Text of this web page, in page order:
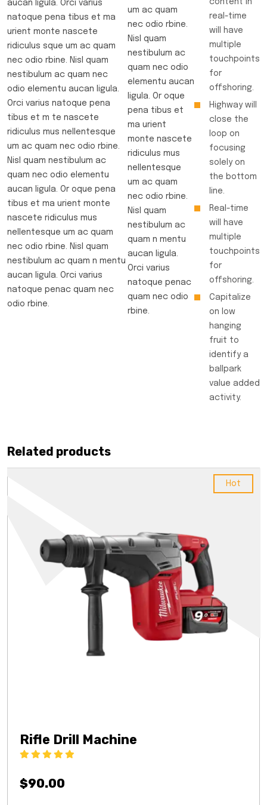
aucan ligula. Orci varius
natoque pena tibus et ma
urient monte nascete
ridiculus sque um ac quam
nec odio rbine. Nisl quam
nestibulum ac quam nec
odio elementu aucan ligula.
Orci varius natoque pena
tibus et m te nascete
ridiculus mus nellentesque
um ac quam nec odio rbine.
Nisl quam nestibulum ac
quam nec odio elementu
aucan ligula. Or oque pena
tibus et ma urient monte
nascete ridiculus mus
nellentesque um ac quam
nec odio rbine. Nisl quam
nestibulum ac quam n mentu
aucan ligula. Orci varius
natoque penac quam nec
odio rbine.
um ac quam
nec odio rbine.
Nisl quam
nestibulum ac
quam nec odio
elementu aucan
ligula. Or oque
pena tibus et
ma urient
monte nascete
ridiculus mus
nellentesque
um ac quam
nec odio rbine.
Nisl quam
nestibulum ac
quam n mentu
aucan ligula.
Orci varius
natoque penac
quam nec odio
rbine.
content in
real-time
will have
multiple
touchpoints
for
offshoring.
Highway will
close the
loop on
focusing
solely on
the bottom
line.
Real-time
will have
multiple
touchpoints
for
offshoring.
Capitalize
on low
hanging
fruit to
identify a
ballpark
value added
activity.
Related products
Hot
Rifle Drill Machine
of 5
$90.00